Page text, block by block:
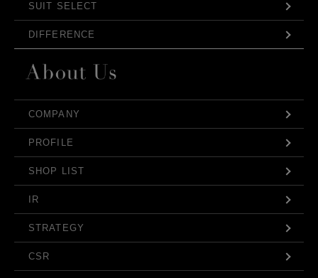
SUIT SELECT
DIFFERENCE
COMPANY
PROFILE
SHOP LIST
IR
STRATEGY
CSR